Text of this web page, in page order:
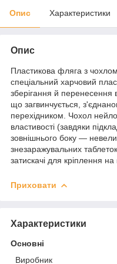
Опис Характеристики
Опис
Пластикова фляга з
спеціальний харчовий
зберігання й
що загвинчується,
перехідником. Чохол
властивості (завдяки
зовнішнього боку —
знезаражувальних
затискачі для кріплення
Приховати
Характеристики
Основні
Виробник